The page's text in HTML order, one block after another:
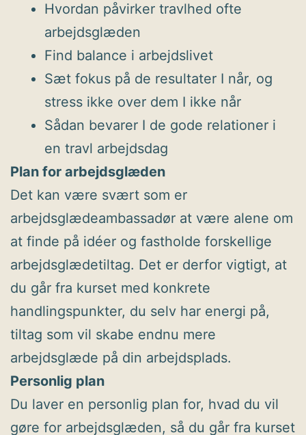
Hvordan påvirker travlhed ofte
arbejdsglæden
Find balance i arbejdslivet
Sæt fokus på de resultater I når, og
stress ikke over dem I ikke når
Sådan bevarer I de gode relationer i
en travl arbejdsdag
Plan for arbejdsglæden
Det kan være svært som er
arbejdsglædeambassadør at være alene om
at finde på idéer og fastholde forskellige
arbejdsglædetiltag. Det er derfor vigtigt, at
du går fra kurset med konkrete
handlingspunkter, du selv har energi på,
tiltag som vil skabe endnu mere
arbejdsglæde på din arbejdsplads.
Personlig plan
Du laver en personlig plan for, hvad du vil
gøre for arbejdsglæden, så du går fra kurset